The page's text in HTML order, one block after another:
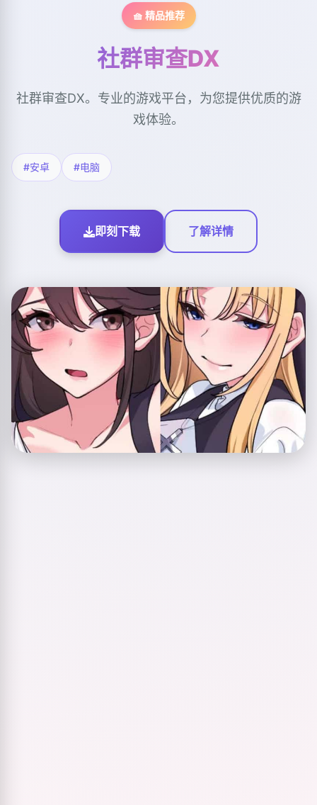
🧺 精品推荐
社群审查DX
社群审查DX。专业的游戏平台，为您提供优质的游
戏体验。
#安卓 #电脑
即刻下载 了解详情